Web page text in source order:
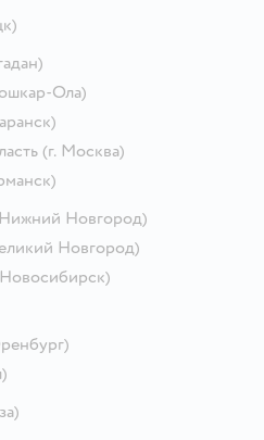
Ола)
(г. Москва)
Новгород)
Новгород)